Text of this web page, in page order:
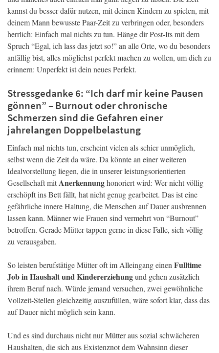
kannst du besser dafür nutzen, mit deinen Kindern zu spielen, mit
deinem Mann bewusste Paar-Zeit zu verbringen oder, besonders
herrlich: Einfach mal nichts zu tun. Hänge dir Post-Its mit dem
Spruch “Egal, ich lass das jetzt so!” an alle Orte, wo du besonders
anfällig bist, alles möglichst perfekt machen zu wollen, um dich zu
erinnern: Unperfekt ist dein neues Perfekt.
Stressgedanke 6: “Ich darf mir keine Pausen
gönnen” – Burnout oder chronische
Schmerzen sind die Gefahren einer
jahrelangen Doppelbelastung
Einfach mal nichts tun, erscheint vielen als schier unmöglich,
selbst wenn die Zeit da wäre. Da könnte an einer weiteren
Idealvorstellung liegen, die in unserer leistungsorientierten
Gesellschaft mitAnerkennunghonoriert wird: Wer nicht völlig
erschöpft ins Bett fällt, hat nicht genug gearbeitet. Das ist eine
gefährliche innere Haltung, die Menschen auf Dauer ausbrennen
lassen kann. Männer wie Frauen sind vermehrt von “Burnout”
betroffen. Gerade Mütter tappen gerne in diese Falle, sich völlig
zu verausgaben.
So leisten berufstätige Mütter oft im Alleingang einen Fulltime
Job in Haushalt und Kindererziehungund gehen zusätzlich
ihrem Beruf nach. Würde jemand versuchen, zwei gewöhnliche
Vollzeit-Stellen gleichzeitig auszufüllen, wäre sofort klar, dass das
auf Dauer nicht möglich sein kann.
Und es sind durchaus nicht nur Mütter aus sozial schwächeren
Haushalten, die sich aus Existenznot dem Wahnsinn dieser